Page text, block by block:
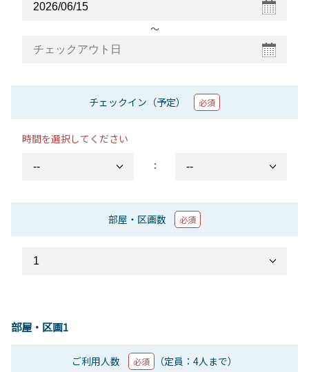
〜
チェックイン（予定） 必須
時間を選択してください
：
部屋・区画数 必須
部屋・区画1
ご利用人数 必須 （定員：4人まで）